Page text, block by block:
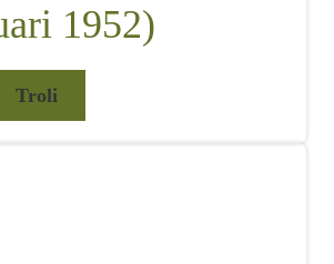
1952)
Troli